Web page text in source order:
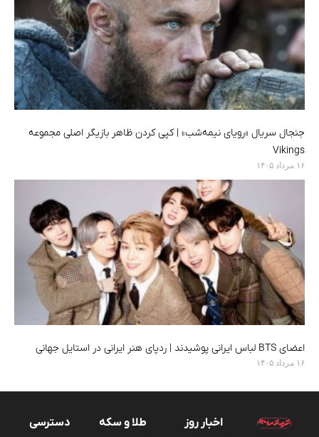
جنجال سریال «رویای نیمه‌شب» | کپی کردن ظاهر بازیگر اصلی مجموعه
Vikings
۱۶ مرداد ۱۴۰۵
اعضای BTS لباس ایرانی پوشیدند | ردپای هنر ایرانی در استایل جهانی
۱۶ مرداد ۱۴۰۵
اخبار روز طلا و سکه
دسترسی